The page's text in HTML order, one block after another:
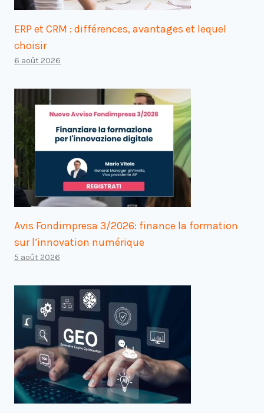
ERP et CRM : différences, avantages et lequel
choisir
6 août 2026
Avis Fondimpresa 3/2026: finance la formation
sur l’innovation numérique
5 août 2026